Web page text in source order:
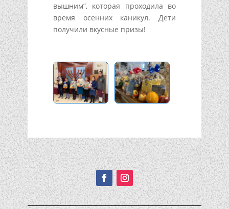
вышним”, которая проходила во
время осенних каникул. Дети
получили вкусные призы!
Подписывайтесь!